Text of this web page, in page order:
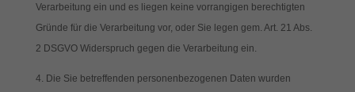
Verarbeitung ein und es liegen keine vorrangigen berechtigten
Gründe für die Verarbeitung vor, oder Sie legen gem. Art. 21 Abs.
2 DSGVO Widerspruch gegen die Verarbeitung ein.
Die Sie betreffenden personenbezogenen Daten wurden